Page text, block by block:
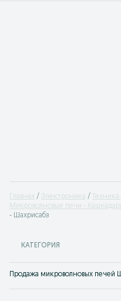
Главная Электроника
Микроволновые печи -
- Шахрисабз
КАТЕГОРИЯ
Продажа микроволновых печей